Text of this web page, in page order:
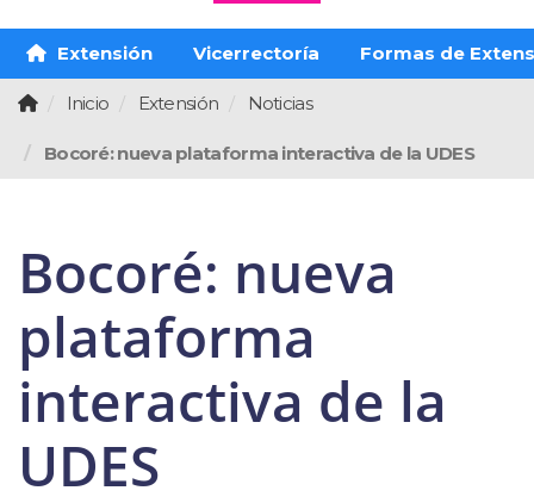
Extensión Vicerrectoría Formas de
Inicio Extensión Noticias
Bocoré: nueva plataforma interactiva de la UDES
Bocoré: nueva
plataforma
interactiva de la
UDES